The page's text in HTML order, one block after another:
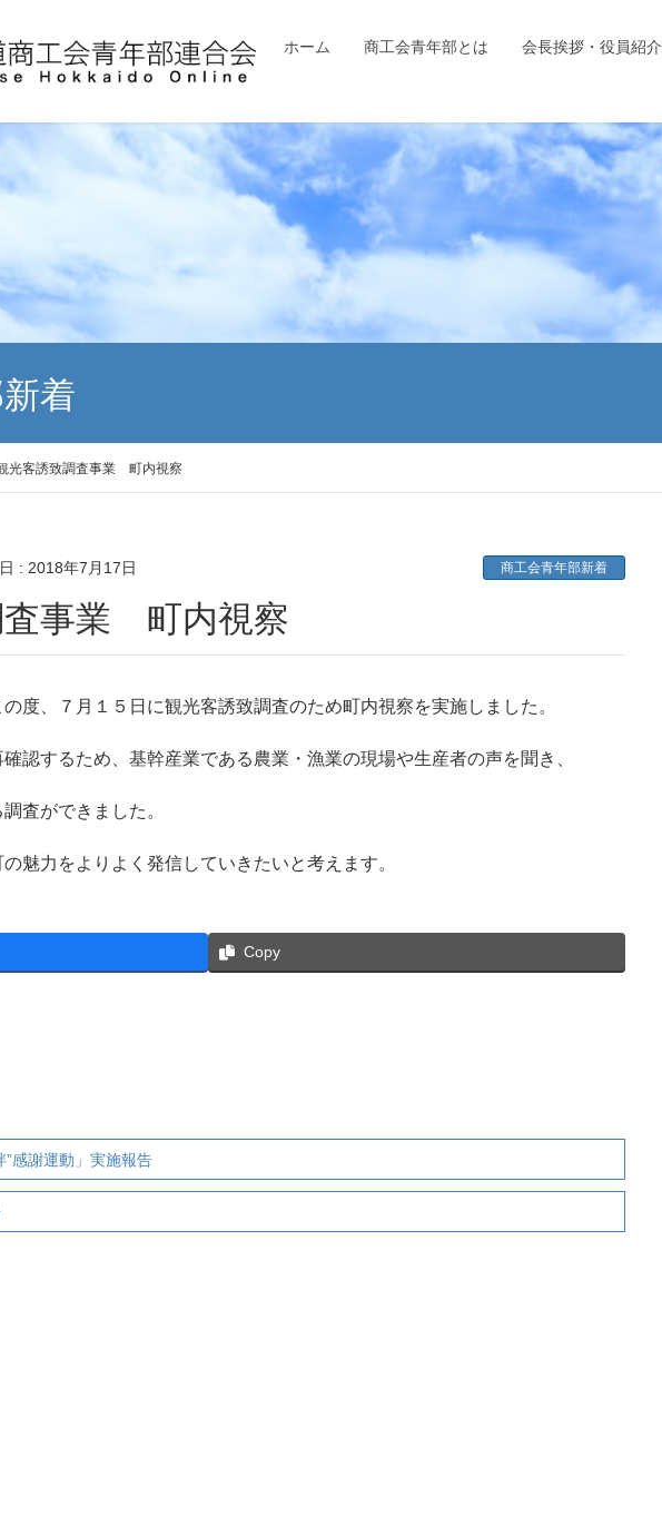
ホーム 商工会青年部とは 会長挨拶・役員紹介
着
光客誘致調査事業 町内視察
: 2018年7月17日 商工会青年部新着
査事業 町内視察
度、７月１５日に観光客誘致調査のため町内視察を実施しました。
認するため、基幹産業である農業・漁業の現場や生産者の声を聞き、
査ができました。
魅力をよりよく発信していきたいと考えます。
Copy
”感謝運動」実施報告